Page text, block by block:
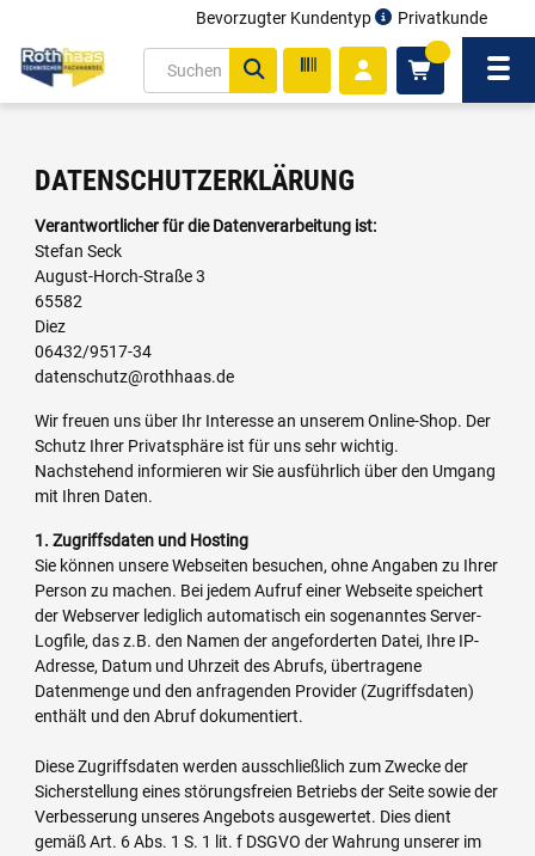
Bevorzugter Kundentyp Privatkunde
DATENSCHUTZERKLÄRUNG
Verantwortlicher für die Datenverarbeitung ist:
Stefan Seck
August-Horch-Straße 3
65582
Diez
06432/9517-34
datenschutz@rothhaas.de
Wir freuen uns über Ihr Interesse an unserem Online-Shop. Der
Schutz Ihrer Privatsphäre ist für uns sehr wichtig.
Nachstehend informieren wir Sie ausführlich über den Umgang
mit Ihren Daten.
1. Zugriffsdaten und Hosting
Sie können unsere Webseiten besuchen, ohne Angaben zu Ihrer
Person zu machen. Bei jedem Aufruf einer Webseite speichert
der Webserver lediglich automatisch ein sogenanntes Server-
Logfile, das z.B. den Namen der angeforderten Datei, Ihre IP-
Adresse, Datum und Uhrzeit des Abrufs, übertragene
Datenmenge und den anfragenden Provider (Zugriffsdaten)
enthält und den Abruf dokumentiert.
Diese Zugriffsdaten werden ausschließlich zum Zwecke der
Sicherstellung eines störungsfreien Betriebs der Seite sowie der
Verbesserung unseres Angebots ausgewertet. Dies dient
gemäß Art. 6 Abs. 1 S. 1 lit. f DSGVO der Wahrung unserer im